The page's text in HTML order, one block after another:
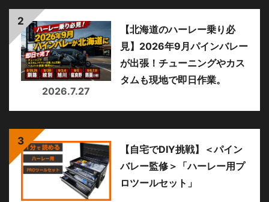
2026.7.27
【北海道のハーレー乗り必
見】2026年9月パインバレー
が出張！チューニングやカス
タムも現地で即日作業。
【自宅でDIY挑戦】＜パイン
バレー監修＞「ハーレー用プ
ロツールセット」